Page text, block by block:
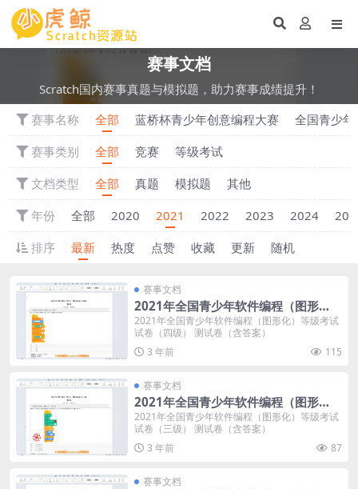
赛事文档
Scratch国内赛事真题与模拟题，助力赛事成绩提升！
赛事名称
全部 蓝桥杯青少年创意编程大赛
全国青少
赛事类别
全部 竞赛
等级考试
文档类型
全部 真题 模拟题
其他
年份
全部 2020 2021 2022 2023 2024
排序
最新 热度 点赞 收藏 更新 随机
赛事文档
2021年全国青少年软件编程（图形
化）等级考试试卷（四级） 测试卷（含
答案）
2021年全国青少年软件编程（图形化）等级考试
试卷（四级） 测试卷（含答案）
3 年前
115
赛事文档
2021年全国青少年软件编程（图形
化）等级考试试卷（三级） 测试卷（含
答案）
2021年全国青少年软件编程（图形化）等级考试
试卷（三级） 测试卷（含答案）
3 年前
87
赛事文档